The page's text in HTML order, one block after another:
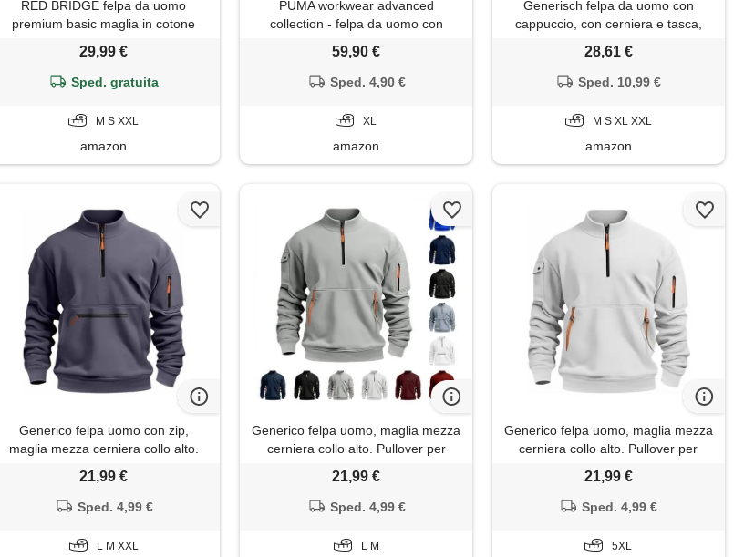
RED BRIDGE felpa da uomo
premium basic maglia in cotone
29,99 €
Sped. gratuita
M S XXL
amazon
PUMA workwear advanced
collection - felpa da uomo con
spalla - tessuto robusto e
traspirante - per artigianato e
59,90 €
Sped. 4,90 €
XL
amazon
Generisch felpa da uomo con
cappuccio, con cerniera e tasca,
passamontagna, giacca con
cappuccio traspirante, oversized,
gy2, s
28,61 €
Sped. 10,99 €
M S XL XXL
amazon
Generico felpa uomo con zip,
maglia mezza cerniera collo alto.
lavoro leggero e uso quotidiano,
vestibilità regolare
21,99 €
Sped. 4,99 €
L M XXL
Generico felpa uomo, maglia mezza
cerniera collo alto. Pullover per
uso quotidiano, vestibilità regolare
21,99 €
Sped. 4,99 €
L M
Generico felpa uomo, maglia mezza
cerniera collo alto. Pullover per
uso quotidiano, vestibilità regolare
21,99 €
Sped. 4,99 €
5XL